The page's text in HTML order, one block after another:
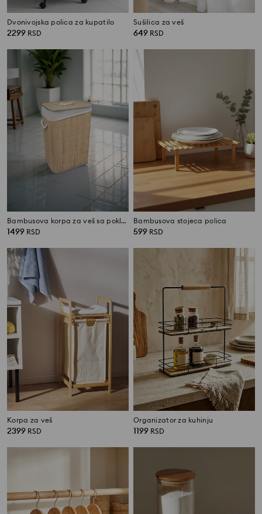
Dvonivojska polica za kupatilo
2299 RSD
Sušilica za veš
649 RSD
Bambusova korpa za veš sa poklopcem
1499 RSD
Bambusova stojeca polica
599 RSD
Korpa za veš
2399 RSD
Organizator za kuhinju
1199 RSD